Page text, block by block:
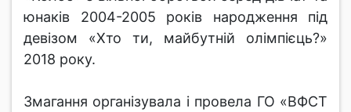
юнаків 2004-2005 років народження під
девізом «Хто ти, майбутній олімпієць?»
2018 року.
Змагання організувала і провела ГО «ВФСТ